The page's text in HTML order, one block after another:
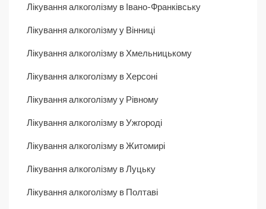
Лікування алкоголізму в Івано-Франківську
Лікування алкоголізму у Вінниці
Лікування алкоголізму в Хмельницькому
Лікування алкоголізму в Херсоні
Лікування алкоголізму у Рівному
Лікування алкоголізму в Ужгороді
Лікування алкоголізму в Житомирі
Лікування алкоголізму в Луцьку
Лікування алкоголізму в Полтаві